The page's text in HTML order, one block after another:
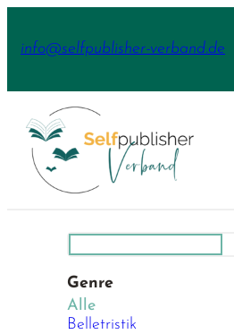
Inhalt
info@selfpublisher-verband.de
Genre
Alle
Belletristik